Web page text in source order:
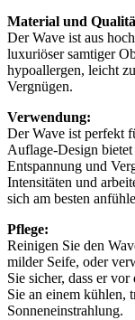
Material und
Der Wave ist aus
luxuriöser samtiger
hypoallergen, leicht
Vergnügen.
Verwendung:
Der Wave ist perfekt
Auflage-Design
Entspannung und
Intensitäten und
sich am besten
Pflege:
Reinigen Sie den
milder Seife, oder
Sie sicher, dass er
Sie an einem kühlen,
Sonneneinstrahlung.